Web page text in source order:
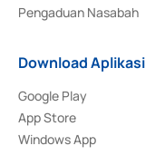
Pengaduan Nasabah
Download Aplikasi
Google Play
App Store
Windows App